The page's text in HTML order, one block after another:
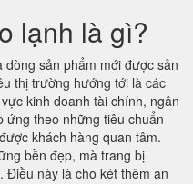
lạnh là gì?
sản phẩm mới được sản
thị trường hướng tới là các
kinh doanh tài chính, ngân
ứng theo những tiêu chuẩn
khách hàng quan tâm.
bền đẹp, mà trang bị
Điều này là cho két thêm an